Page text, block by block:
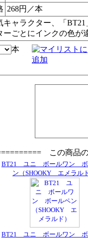
268円／本
キャラクター、「
ーごとにインクの色が
本
この商品
BT21 ユニ ボールワン ボ
ン（SHOOKY エメラル
BT21 ユニ ボールワン ボ